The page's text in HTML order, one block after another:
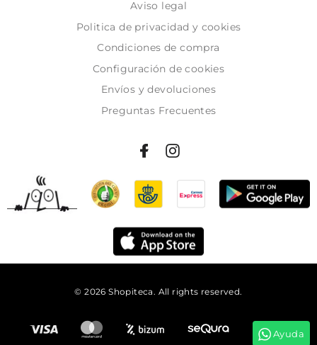
Aviso legal
Politica de privacidad y cookies
Condiciones de compra
Configuración de cookies
Envíos y devoluciones
Preguntas Frecuentes
© 2026 Shopiteca. All rights reserved.
Ayuda